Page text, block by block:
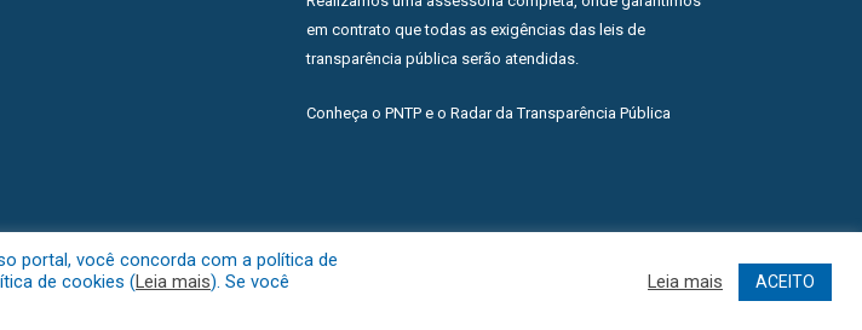
em contrato que todas as exigências das leis de
transparência pública serão atendidas.
Conheça o PNTP e o Radar da Transparência Pública
portal, você concorda com a política de
de cookies (Leia mais). Se você
Leia mais ACEITO